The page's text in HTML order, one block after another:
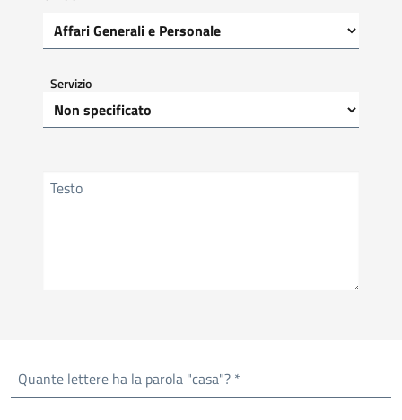
Servizio
Testo
Quante lettere ha la parola "casa"? *